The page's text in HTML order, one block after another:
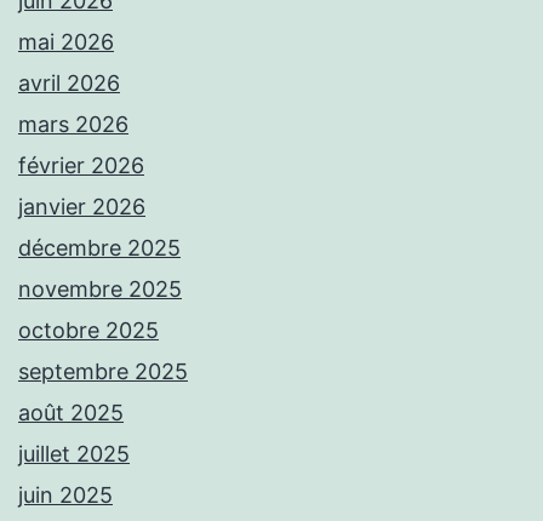
mai 2026
avril 2026
mars 2026
février 2026
janvier 2026
décembre 2025
novembre 2025
octobre 2025
septembre 2025
août 2025
juillet 2025
juin 2025